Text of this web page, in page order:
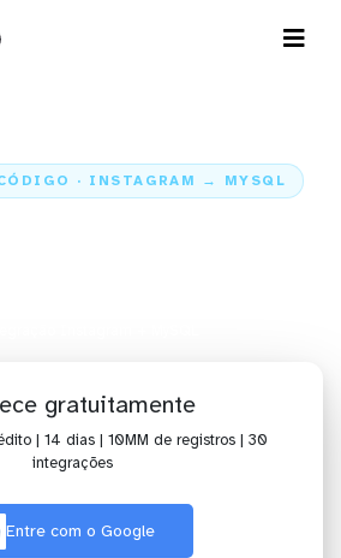
· INSTAGRAM → MYSQL
gratuitamente
| 14 dias | 10MM de registros | 30
integrações
Entre com o Google